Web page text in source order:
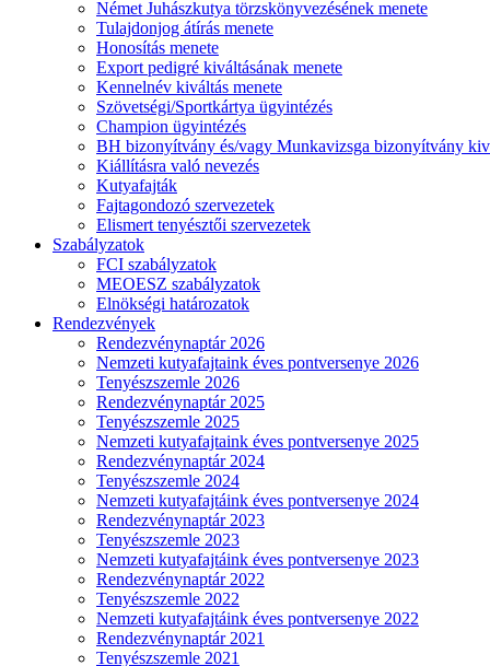
Német Juhászkutya törzskönyvezésének menete
Tulajdonjog átírás menete
Honosítás menete
Export pedigré kiváltásának menete
Kennelnév kiváltás menete
Szövetségi/Sportkártya ügyintézés
Champion ügyintézés
BH bizonyítvány és/vagy Munkavizsga bizonyítvány
Kiállításra való nevezés
Kutyafajták
Fajtagondozó szervezetek
Elismert tenyésztői szervezetek
Szabályzatok
FCI szabályzatok
MEOESZ szabályzatok
Elnökségi határozatok
Rendezvények
Rendezvénynaptár 2026
Nemzeti kutyafajtaink éves pontversenye 2026
Tenyészszemle 2026
Rendezvénynaptár 2025
Tenyészszemle 2025
Nemzeti kutyafajtaink éves pontversenye 2025
Rendezvénynaptár 2024
Tenyészszemle 2024
Nemzeti kutyafajtáink éves pontversenye 2024
Rendezvénynaptár 2023
Tenyészszemle 2023
Nemzeti kutyafajtáink éves pontversenye 2023
Rendezvénynaptár 2022
Tenyészszemle 2022
Nemzeti kutyafajtáink éves pontversenye 2022
Rendezvénynaptár 2021
Tenyészszemle 2021